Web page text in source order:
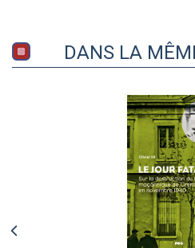
DANS LA